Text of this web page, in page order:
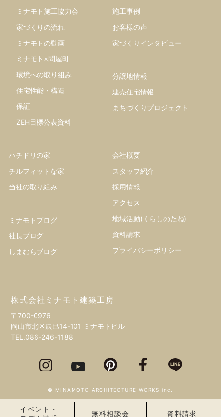
ミナモト施工協力会
家づくりの流れ
ミナモトの動画
ミナモト×問屋町
環境への取り組み
住宅性能・構造
保証
ZEH目標公表資料
施工事例
お客様の声
家づくりインタビュー
分譲地情報
建売住宅情報
まちづくりプロジェクト
ハチドリの家
チルフィットな家
当社の取り組み
ミナモトブログ
社長ブログ
しまむらブログ
会社概要
スタッフ紹介
採用情報
アクセス
地域活動(くらしのたね)
資料請求
プライバシーポリシー
株式会社ミナモト建築工房
〒700-0976
岡山市北区辰巳14-101 ミナモトビル
TEL.086-246-1188
© MINAMOTO ARCHITECTURE WORKS inc.
イベント・
無料相談会 資料請求